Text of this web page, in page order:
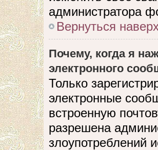
администратора
Вернуться
Почему, когда я
электронного
Только
электронные
встроенную
разрешена
злоупотреблений